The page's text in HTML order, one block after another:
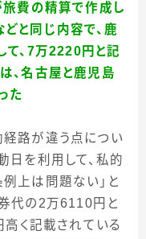
費の精算で作成し
と同じ内容で、鹿
て、7万2220円と記
、名古屋と鹿児島
た
路が違う点につい
日を利用して、私的
上は問題ない」と
代の 2万6110円と
高く記載されている